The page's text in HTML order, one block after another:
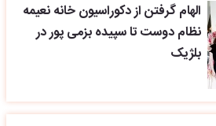
الهام گرفتن از دکوراسیون خانه نعیمه
نظام دوست تا سپیده بزمی پور در
بلژیک